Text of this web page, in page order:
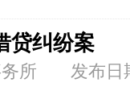
贷纠纷案
务所 发布